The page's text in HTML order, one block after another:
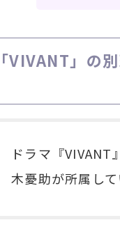
「VIVANT」の
ドラマ『
木憂助が所属し